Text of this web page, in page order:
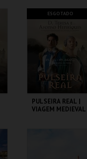
ESGOTADO
PULSEIRA REAL |
VIAGEM MEDIEVAL